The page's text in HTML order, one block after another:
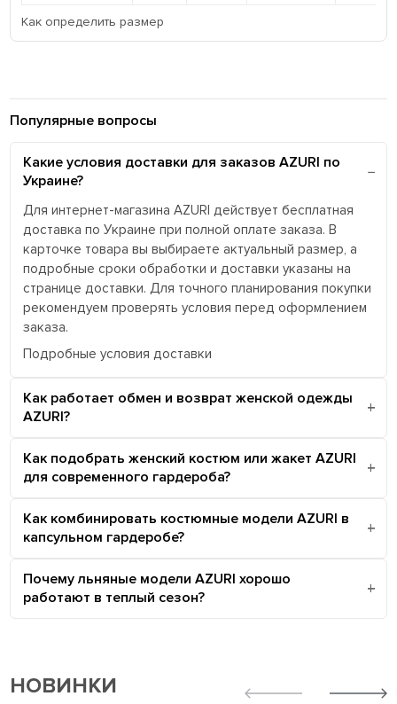
Как определить размер
Популярные вопросы
Какие условия доставки для заказов AZURI по
Украине?
Для интернет-магазина AZURI действует бесплатная
доставка по Украине при полной оплате заказа. В
карточке товара вы выбираете актуальный размер, а
подробные сроки обработки и доставки указаны на
странице доставки. Для точного планирования покупки
рекомендуем проверять условия перед оформлением
заказа.
Подробные условия доставки
Как работает обмен и возврат женской одежды
AZURI?
Как подобрать женский костюм или жакет AZURI
для современного гардероба?
Как комбинировать костюмные модели AZURI в
капсульном гардеробе?
Почему льняные модели AZURI хорошо
работают в теплый сезон?
НОВИНКИ